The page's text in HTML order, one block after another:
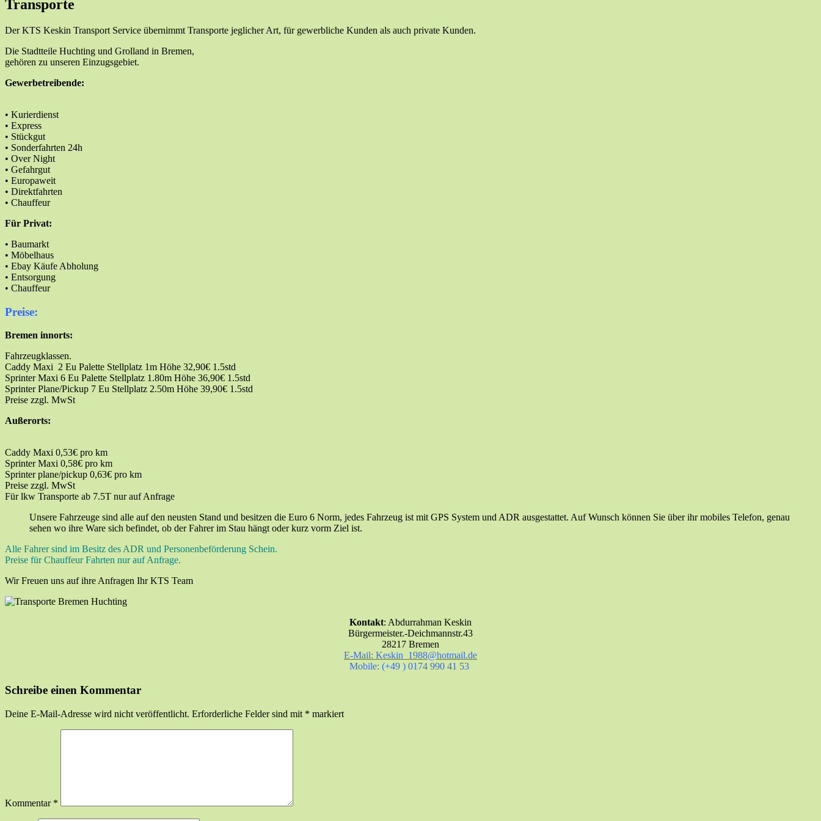
Transporte
Der KTS Keskin Transport Service übernimmt Transporte jeglicher Art, für gewerbliche Kunden als auch private Kunden.
Die Stadtteile Huchting und Grolland in Bremen,
gehören zu unseren Einzugsgebiet.
Gewerbetreibende:
• Kurierdienst
• Express
• Stückgut
• Sonderfahrten 24h
• Over Night
• Gefahrgut
• Europaweit
• Direktfahrten
• Chauffeur
Für Privat:
• Baumarkt
• Möbelhaus
• Ebay Käufe Abholung
• Entsorgung
• Chauffeur
Preise:
Bremen innorts:
Fahrzeugklassen.
Caddy Maxi 2 Eu Palette Stellplatz 1m Höhe 32,90€ 1.5std
Sprinter Maxi 6 Eu Palette Stellplatz 1.80m Höhe 36,90€ 1.5std
Sprinter Plane/Pickup 7 Eu Stellplatz 2.50m Höhe 39,90€ 1.5std
Preise zzgl. MwSt
Außerorts:
Caddy Maxi 0,53€ pro km
Sprinter Maxi 0,58€ pro km
Sprinter plane/pickup 0,63€ pro km
Preise zzgl. MwSt
Für lkw Transporte ab 7.5T nur auf Anfrage
Unsere Fahrzeuge sind alle auf den neusten Stand und besitzen die Euro 6 Norm, jedes Fahrzeug ist mit GPS System und ADR ausgestattet. Auf Wunsch können Sie über ihr mobiles Telefon, genau
sehen wo ihre Ware sich befindet, ob der Fahrer im Stau hängt oder kurz vorm Ziel ist.
Alle Fahrer sind im Besitz des ADR und Personenbeförderung Schein.
Preise für Chauffeur Fahrten nur auf Anfrage.
Wir Freuen uns auf ihre Anfragen Ihr KTS Team
Kontakt: Abdurrahman Keskin
Bürgermeister.-Deichmannstr.43
28217 Bremen
E-Mail: Keskin_1988@hotmail.de
Mobile: (+49 ) 0174 990 41 53
Schreibe einen Kommentar
Deine E-Mail-Adresse wird nicht veröffentlicht. Erforderliche Felder sind mit * markiert
Kommentar *